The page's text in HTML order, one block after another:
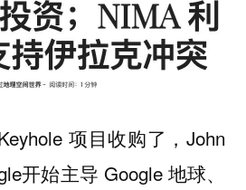
项目收购了，John
开始主导 Google 地球、